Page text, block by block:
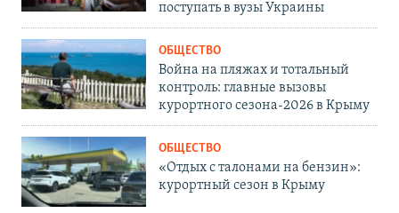
поступать в вузы Украины
ОБЩЕСТВО
Война на пляжах и тотальный
контроль: главные вызовы
курортного сезона-2026 в Крыму
ОБЩЕСТВО
«Отдых с талонами на бензин»:
курортный сезон в Крыму